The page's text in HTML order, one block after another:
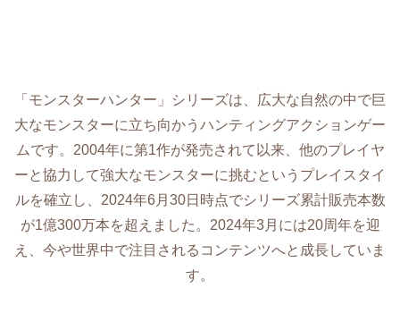
「モンスターハンター」シリーズは、広大な自然の中で巨
大なモンスターに立ち向かうハンティングアクションゲー
ムです。2004年に第1作が発売されて以来、他のプレイヤ
ーと協力して強大なモンスターに挑むというプレイスタイ
ルを確立し、2024年6月30日時点でシリーズ累計販売本数
が1億300万本を超えました。2024年3月には20周年を迎
え、今や世界中で注目されるコンテンツへと成長していま
す。